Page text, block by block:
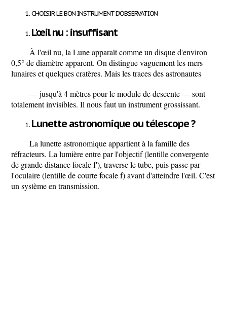
CHOISIR LE BON INSTRUMENT D'OBSERVATION
L'œil nu : insuffisant
À l'œil nu, la Lune apparaît comme un disque d'environ
0,5° de diamètre apparent. On distingue vaguement les mers
lunaires et quelques cratères. Mais les traces des astronautes
— jusqu'à 4 mètrespour le module de descente — sont
totalement invisibles. Il nous faut un instrument grossissant.
Lunette astronomique ou télescope ?
La lunette astronomiqueappartient à la famille des
réfracteurs. La lumière entre par l'objectif (lentille convergente
de grande distance focale f'), traverse le tube, puis passe par
l'oculaire (lentille de courte focale f) avant d'atteindre l'œil. C'est
un système en transmission.